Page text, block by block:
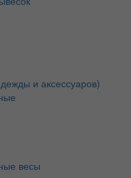
и аксессуаров)
весы